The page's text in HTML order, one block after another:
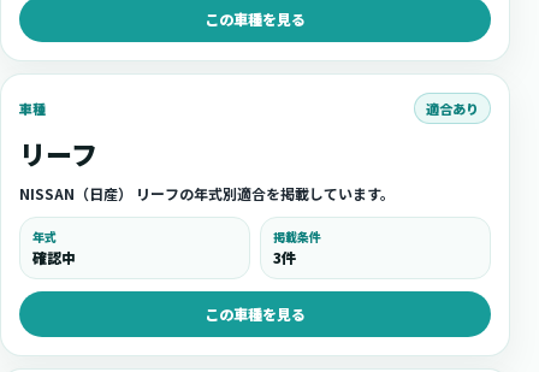
この車種を見る
車種 適合あり
リーフ
NISSAN（日産） リーフの年式別適合を掲載しています。
年式
確認中
掲載条件
3件
この車種を見る